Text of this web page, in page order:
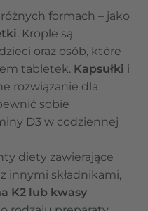
formach – jako
. Krople są
oraz osób, które
tabletek. Kapsułki i
rozwiązanie dla
sobie
D3 w codziennej
diety zawierające
innymi składnikami,
K2 lub kwasy